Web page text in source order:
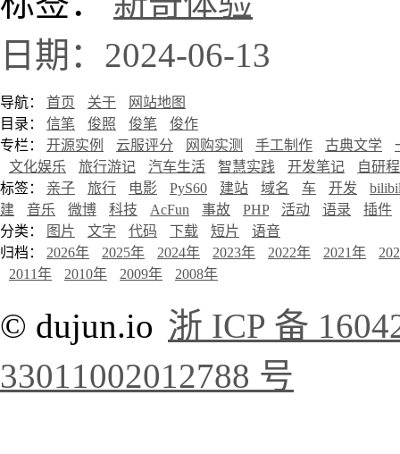
日期：2024-06-13
导航： 首页 关于
网站地图
目录： 信笔 俊照 俊笔
俊作
专栏： 开源实例 云服评分 网购实测 手工制作 古典文学
文化娱乐
旅行游记 汽车生活 智慧实践 开发笔记
自研
标签： 亲子 旅行 电影 PyS60 建站 域名 车 开发
建
音乐 微博 科技 AcFun 事故 PHP 活动 语录
插件
分类：
图片 文字 代码 下载 短片
语音
归档： 2026年 2025年 2024年 2023年 2022年 2021年
2011年
2010年 2009年 2008年
© dujun.io 浙 ICP 备
33011002012788 号